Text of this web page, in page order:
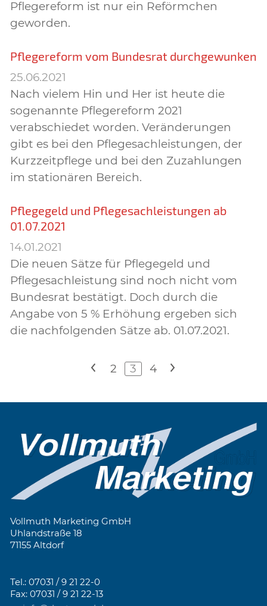
Pflegereform ist nur ein Reförmchen
geworden.
Pflegereform vom Bundesrat durchgewunken
25.06.2021
Nach vielem Hin und Her ist heute die
sogenannte Pflegereform 2021
verabschiedet worden. Veränderungen
gibt es bei den Pflegesachleistungen, der
Kurzzeitpflege und bei den Zuzahlungen
im stationären Bereich.
Pflegegeld und Pflegesachleistungen ab
01.07.2021
14.01.2021
Die neuen Sätze für Pflegegeld und
Pflegesachleistung sind noch nicht vom
Bundesrat bestätigt. Doch durch die
Angabe von 5 % Erhöhung ergeben sich
die nachfolgenden Sätze ab. 01.07.2021.
< 2 3 4 >
Vollmuth Marketing GmbH
Uhlandstraße 18
71155 Altdorf
Tel.: 07031 / 9 21 22-0
Fax: 07031 / 9 21 22-13